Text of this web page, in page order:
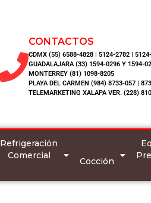
CONTACTOS
CDMX (55) 6588-4828 | 5124-2782 |
GUADALAJARA (33) 1594-0296 Y 1594-
MONTERREY (81) 1098-8205
PLAYA DEL CARMEN (984) 8733-057 |
TELEMARKETING XALAPA VER. (228)
Refrigeración
Comercial
Cocción